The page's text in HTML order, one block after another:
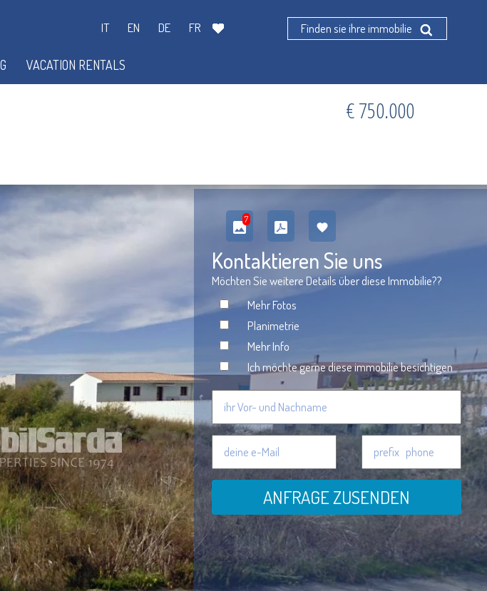
€ 750.000
7
Kontaktieren Sie uns
Möchten Sie weitere Details über diese Immobilie??
Mehr Fotos
Planimetrie
Mehr Info
Ich möchte gerne diese immobilie besichtigen
ANFRAGE ZUSENDEN
FR
DE
EN
IT Finden sie ihre immobilie
VACATION RENTALS